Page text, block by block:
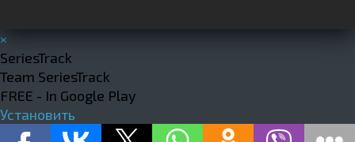
×
SeriesTrack
Team SeriesTrack
FREE - In Google Play
Установить